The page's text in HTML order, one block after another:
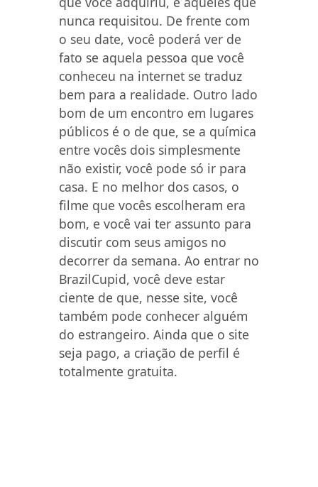
nunca requisitou. De frente com
o seu date, você poderá ver de
fato se aquela pessoa que você
conheceu na internet se traduz
bem para a realidade. Outro lado
bom de um encontro em lugares
públicos é o de que, se a química
entre vocês dois simplesmente
não existir, você pode só ir para
casa. E no melhor dos casos, o
filme que vocês escolheram era
bom, e você vai ter assunto para
discutir com seus amigos no
decorrer da semana. Ao entrar no
BrazilCupid, você deve estar
ciente de que, nesse site, você
também pode conhecer alguém
do estrangeiro. Ainda que o site
seja pago, a criação de perfil é
totalmente gratuita.